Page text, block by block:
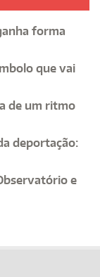
forma
que vai
de um ritmo
deportação:
e